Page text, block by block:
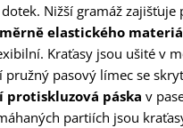
Nižší gramáž
elastického
Kraťasy jsou ušité v
pasový límec se
protiskluzová páska v
partiích jsou